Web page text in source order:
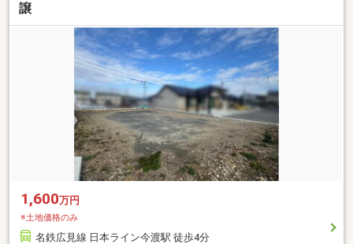
譲
1,600万円
※土地価格のみ
名鉄広見線 日本ライン今渡駅 徒歩4分